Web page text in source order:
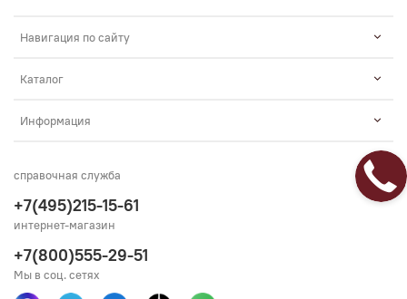
Навигация по сайту
Каталог
Информация
справочная служба
+7(495)215-15-61
интернет-магазин
+7(800)555-29-51
Мы в соц. сетях